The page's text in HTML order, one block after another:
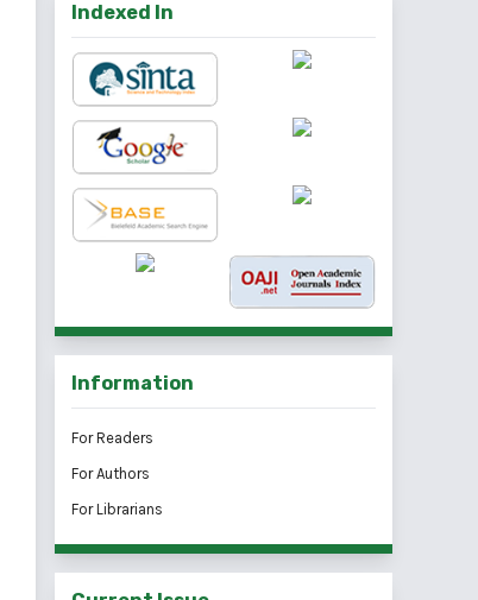
Indexed In
Information
For Readers
For Authors
For Librarians